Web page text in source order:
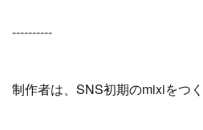
----------
制作者は、SNS初期のmixiをつく